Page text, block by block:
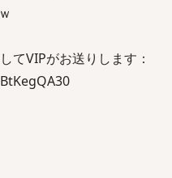
てVIPがお送りします：